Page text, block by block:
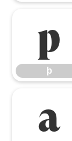
þ
þ
ā